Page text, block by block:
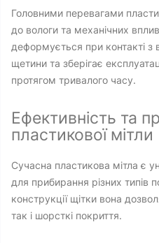
Головними перевагами
до вологи та механічних
деформується при контакті
щетини та зберігає
протягом тривалого часу.
Ефективність та
пластикової мітли
Сучасна пластикова мітла є
для прибирання різних типів
конструкції щітки вона
так і шорсткі покриття.